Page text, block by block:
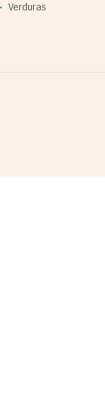
Verduras